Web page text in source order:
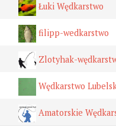
Łuki Wędkarstwo
filipp-wedkarstwo
Zlotyhak-
Wędkarstwo
Amatorskie